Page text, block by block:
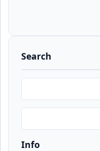
Search
Info